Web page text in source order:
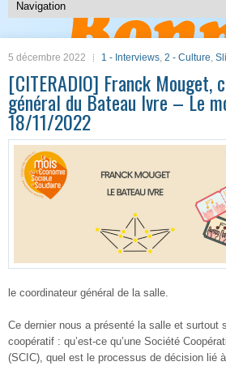
5 décembre 2022 1 - Interviews, 2 - Culture,
[CITERADIO] Franck Mouget,
général du Bateau Ivre – Le
18/11/2022
le coordinateur général de la salle.
Ce dernier nous a présenté la salle et surtout
coopératif : qu’est-ce qu’une Société
(SCIC), quel est le processus de décision lié